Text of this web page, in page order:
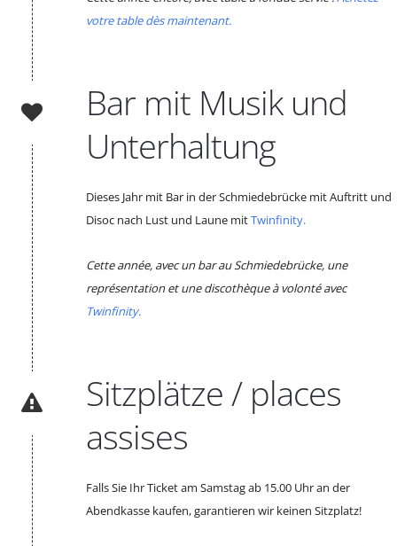
votre table dès maintenant.
Bar mit Musik und
Unterhaltung
Dieses Jahr mit Bar in der Schmiedebrücke mit Auftritt und
Disoc nach Lust und Laune mitTwinfinity.
Cette année, avec un bar au Schmiedebrücke, une
représentation et une discothèque à volonté avec
Twinfinity.
Sitzplätze / places
assises
Falls Sie Ihr Ticket am Samstag ab 15.00 Uhr an der
Abendkasse kaufen, garantieren wir keinen Sitzplatz!